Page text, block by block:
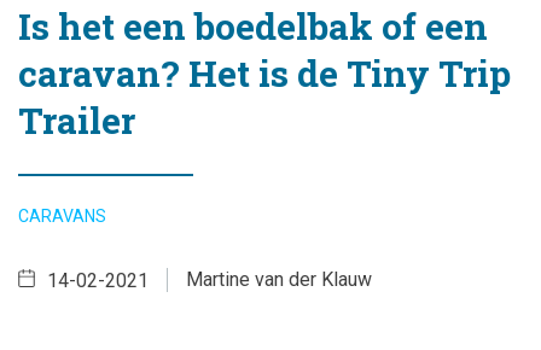
Is het een boedelbak of een
caravan? Het is de Tiny Trip
Trailer
CARAVANS
Martine van der Klauw
14-02-2021